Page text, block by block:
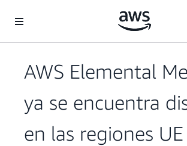
AWS Elemental
ya se encuentra
en las regiones UE